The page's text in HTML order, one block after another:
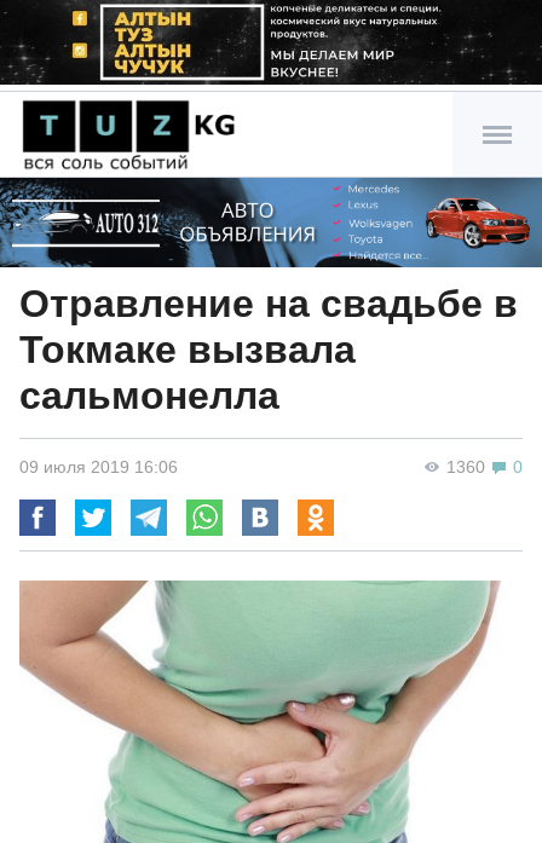
Отравление на свадьбе в
Токмаке вызвала
сальмонелла
1360 0
09 июля 2019 16:06